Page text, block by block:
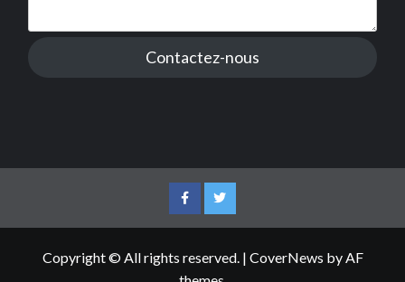
Contactez-nous
FacebookTwitter
Copyright © All rights reserved. | CoverNews by AF